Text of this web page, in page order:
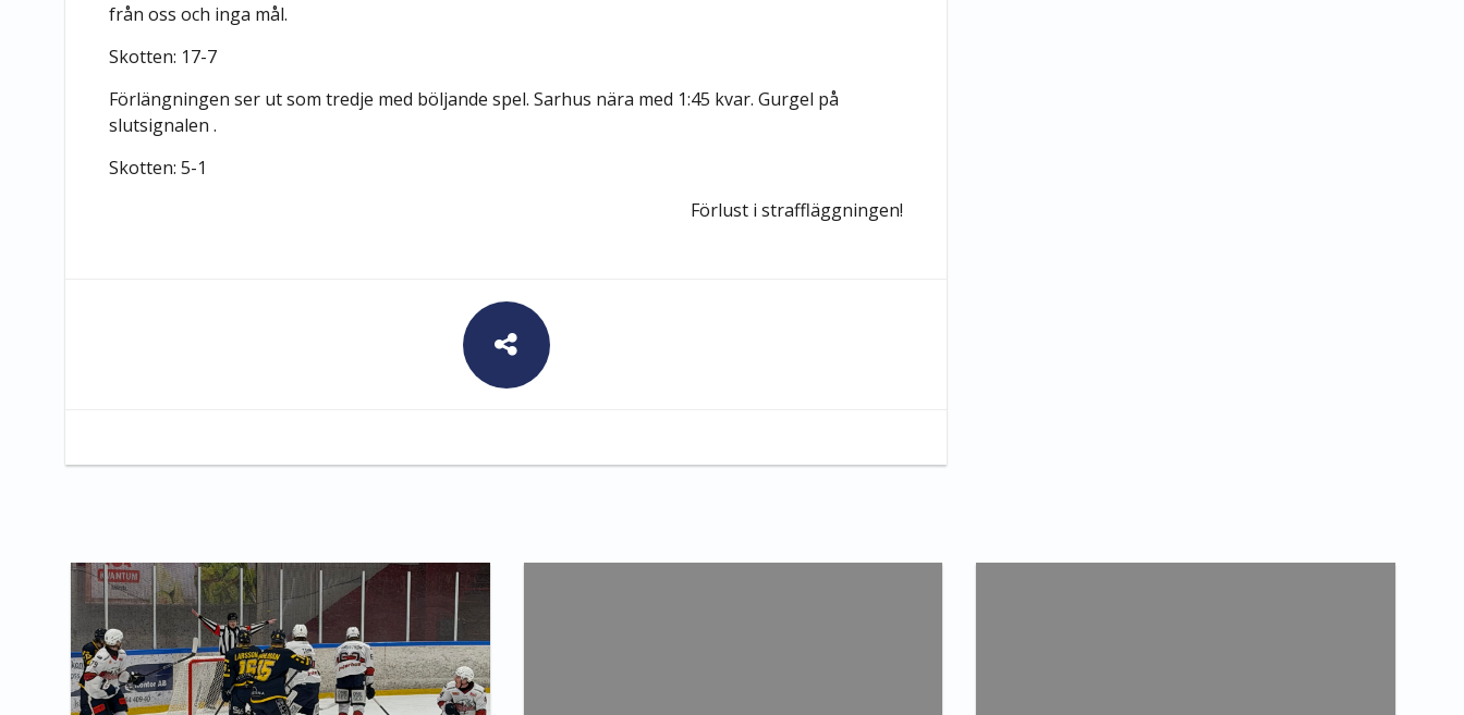
från oss och inga mål.
Skotten: 17-7
Förlängningen ser ut som tredje med böljande spel. Sarhus nära med 1:45 kvar. Gurgel på
slutsignalen .
Skotten: 5-1
Förlust i straffläggningen!